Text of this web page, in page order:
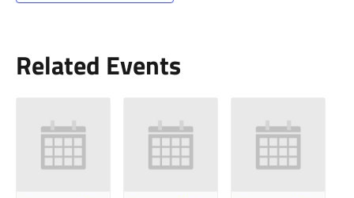
Related Events